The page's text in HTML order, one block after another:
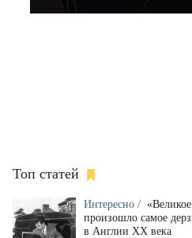
Топ статей
Интересно /
произошло самое
в Англии XX века